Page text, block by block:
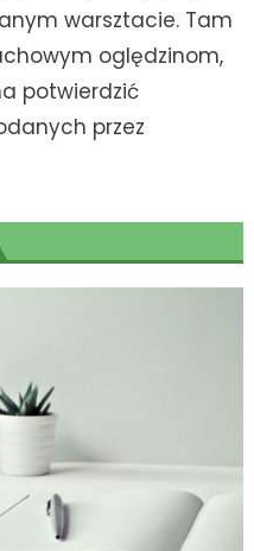
warsztacie. Tam
oględzinom,
potwierdzić
przez